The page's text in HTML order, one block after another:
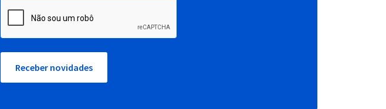
Receber novidades